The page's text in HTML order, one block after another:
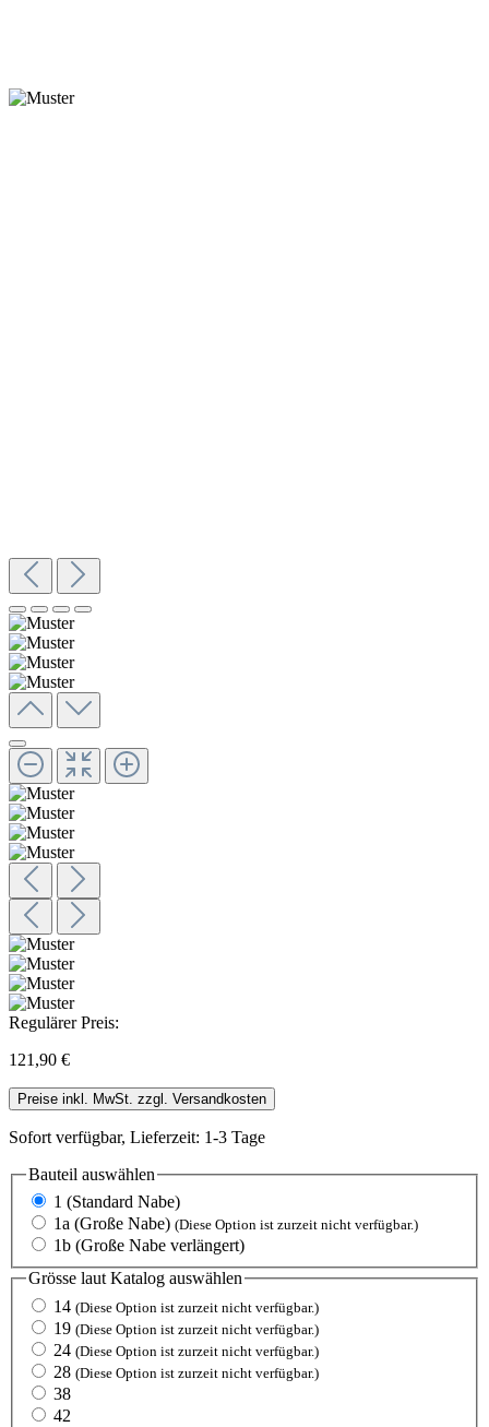
Regulärer Preis:
121,90 €
Preise inkl. MwSt. zzgl. Versandkosten
Sofort verfügbar, Lieferzeit: 1-3 Tage
Bauteil auswählen
1 (Standard Nabe)
1a (Große Nabe) (Diese Option ist zurzeit nicht verfügbar.)
1b (Große Nabe verlängert)
Grösse laut Katalog auswählen
14 (Diese Option ist zurzeit nicht verfügbar.)
19 (Diese Option ist zurzeit nicht verfügbar.)
24 (Diese Option ist zurzeit nicht verfügbar.)
28 (Diese Option ist zurzeit nicht verfügbar.)
38
42